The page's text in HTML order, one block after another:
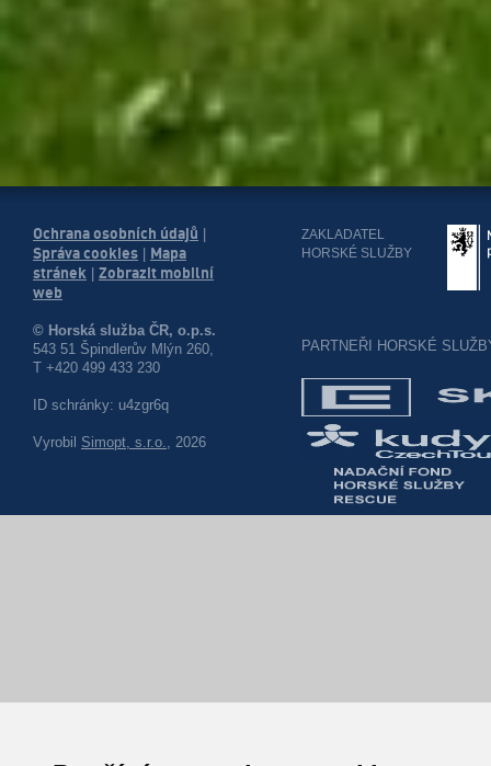
Ochrana osobních údajů
Správa cookies
Mapa
stránek
Zobrazit mobilní
web
© Horská služba ČR, o.p.s.
543 51 Špindlerův Mlýn 260,
T +420 499 433 230
ID schránky: u4zgr6q
Vyrobil Simopt, s.r.o., 2026
ZAKLADATEL
HORSKÉ SLUŽBY
PARTNEŘI HORSKÉ